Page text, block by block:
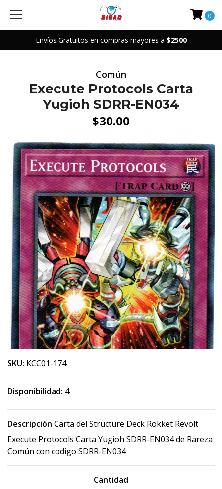
Envíos Gratuitos en compras mayores a $2500
0
Común
Execute Protocols Carta
Yugioh SDRR-EN034
$30.00
SKU: KCC01-174
Disponibilidad: 4
Descripción Carta del Structure Deck Rokket Revolt
Execute Protocols Carta Yugioh SDRR-EN034 de Rareza
Común con codigo SDRR-EN034
Cantidad